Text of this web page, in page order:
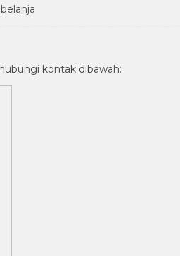
kontak dibawah: